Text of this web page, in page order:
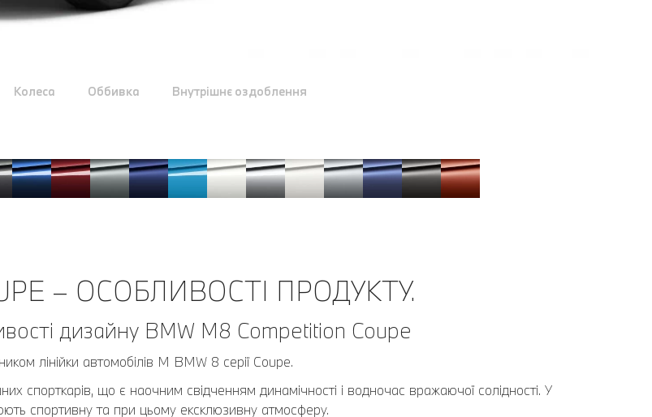
Колеса Оббивка Внутрішнє оздоблення
– ОСОБЛИВОСТІ ПРОДУКТУ.
дизайну BMW M8 Competition Coupe
лінійки автомобілів M BMW 8 серії Coupe.
спорткарів, що є наочним свідченням динамічності і водночас вражаючої солідності. У
спортивну та при цьому ексклюзивну атмосферу.